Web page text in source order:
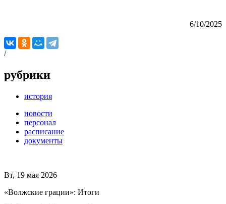
6/10/2025
/
рубрики
история
новости
персонал
расписание
документы
Вт, 19 мая 2026
«Волжские грации»: Итоги